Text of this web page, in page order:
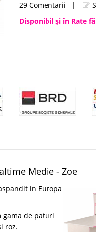
29 Comentarii |
Disponibil şi în Rate
Medie - Zoe
in Europa
gama de paturi
roz.